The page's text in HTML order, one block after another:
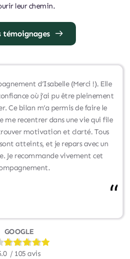
leur chemin.
témoignages
d’Isabelle (Merci !). Elle
où j’ai pu être pleinement
Ce bilan m’a permis de faire le
me recentrer dans une vie qui file
motivation et clarté. Tous
atteints, et je repars avec un
Je recommande vivement cet
GOOGLE
  /
105 avis